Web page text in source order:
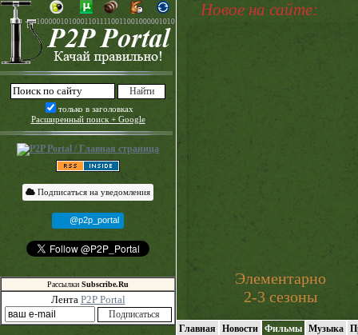
только в заголовках
Расширенный поиск + Google
Подписаться на уведомления
@p2p_portal
Рассылки Subscribe.Ru
Лента P2P Portal
Новое на сайте:
Элементарно
2-3 сезоны
Главная Новости Фильмы Музыка